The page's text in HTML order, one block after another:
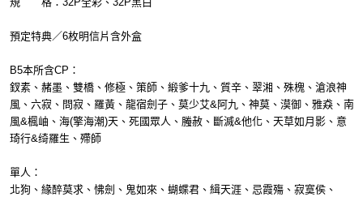
預定特典／6枚明信片含外盒
B5本所含CP：
釵素、赭墨、雙橋、修極、策師、緞爹十九、質辛、翠湘、殊槐、滄浪神
風、六寂、問寂、羅黃、龍宿劍子、莫少艾&阿九、神莫、漠御、雅猋、南
風&楓岫、海(擎海潮)天、死國眾人、螣赦、斷滅&他化、天草如月影、意
琦行&绮羅生、殢師
單人：
北狗、緣醉莫求、怫劍、鬼如來、蝴蝶君、緝天涯、忌霞殤、寂寞侯、